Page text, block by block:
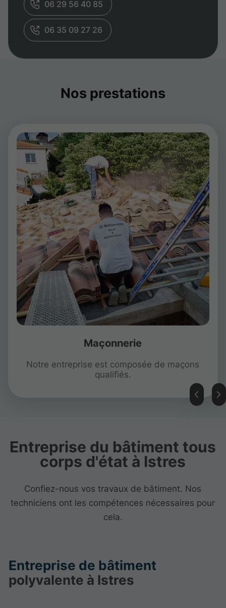
06 29 56 40 85
06 35 09 27 26
Nos prestations
Maçonnerie
Notre entreprise est composée de maçons
qualifiés.
Entreprise du bâtiment tous
corps d'état à Istres
Confiez-nous vos travaux de bâtiment. Nos
techniciens ont les compétences nécessaires pour
cela.
Entreprise de bâtiment
polyvalente à Istres